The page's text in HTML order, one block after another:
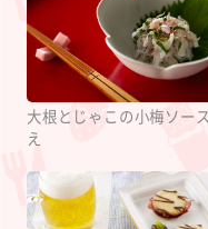
大根とじゃこの小梅ソー
え